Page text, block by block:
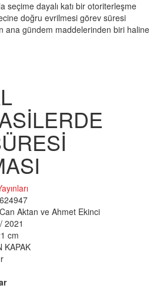
seçime dayalı katı bir otoriterleşme
doğru evrilmesi görev süresi
ana gündem maddelerinden biri haline
Aktan ve Ahmet Ekinci
2021
cm
KAPAK